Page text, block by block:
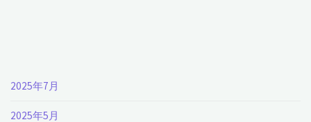
2025年7月
2025年5月